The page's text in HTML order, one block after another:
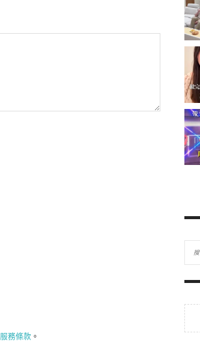
服務條款 。